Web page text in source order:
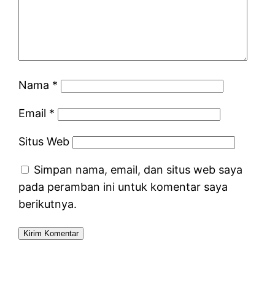
Nama *
Email *
Situs Web
Simpan nama, email, dan situs web saya
pada peramban ini untuk komentar saya
berikutnya.